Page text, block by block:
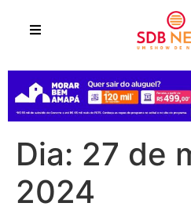
Dia: 27 de
2024